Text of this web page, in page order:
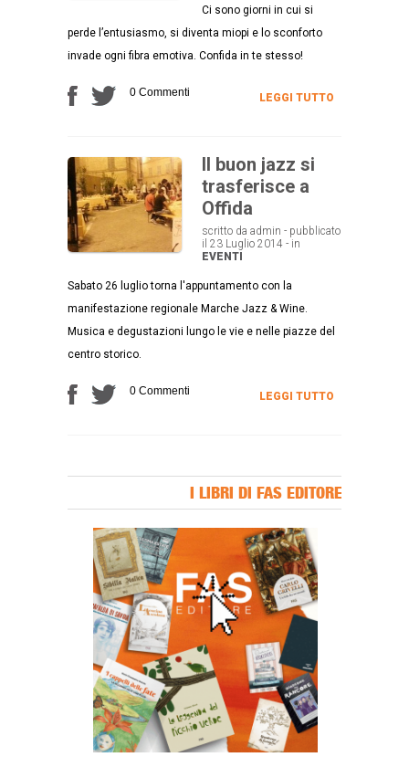
Ci sono giorni in cui si
perde l’entusiasmo, si diventa miopi e lo sconforto
invade ogni fibra emotiva. Confida in te stesso!
0 Commenti LEGGI TUTTO
Il buon jazz si
trasferisce a
Offida
scritto da admin - pubblicato
il 23 Luglio 2014 - in
EVENTI
Sabato 26 luglio torna l'appuntamento con la
manifestazione regionale Marche Jazz & Wine.
Musica e degustazioni lungo le vie e nelle piazze del
centro storico.
0 Commenti LEGGI TUTTO
I LIBRI DI FAS EDITORE